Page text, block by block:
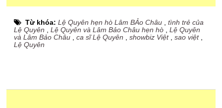
Từ khóa:Lệ Quyên hẹn hò Lâm BẢo Châu ,tình trẻ của
Lệ Quyên ,Lệ Quyên và Lâm Bảo Châu hẹn hò ,Lệ Quyên
và Lâm Bảo Châu ,ca sĩ Lệ Quyên ,showbiz Việt,sao việt,
Lệ Quyên